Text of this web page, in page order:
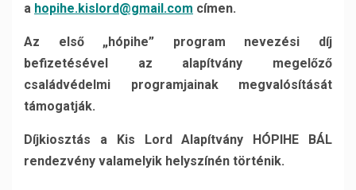
a hopihe.kislord@gmail.com címen.
Az első „hópihe” program nevezési díj
befizetésével az alapítvány megelőző
családvédelmi programjainak megvalósítását
támogatják.
Díjkiosztás a Kis Lord Alapítvány HÓPIHE BÁL
rendezvény valamelyik helyszínén történik.